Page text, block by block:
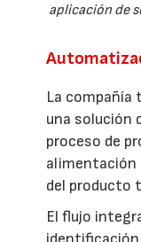
aplicación de
La
una solución
proceso de
alimentación
del producto
El flujo